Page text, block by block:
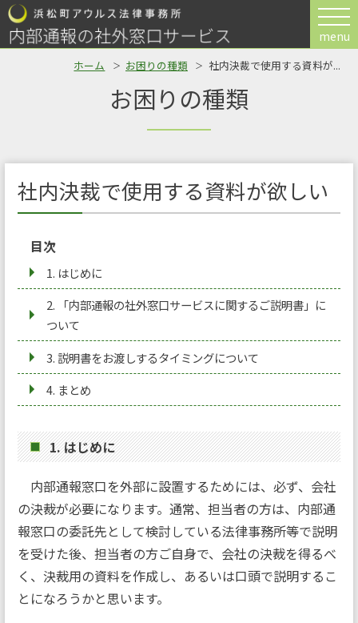
menu
ホーム お困りの種類 社内決裁で使用する資料が...
お困りの種類
社内決裁で使用する資料が欲しい
目次
1. はじめに
2. 「内部通報の社外窓口サービスに関するご説明書」に
ついて
3. 説明書をお渡しするタイミングについて
4. まとめ
1. はじめに
内部通報窓口を外部に設置するためには、必ず、会社
の決裁が必要になります。通常、担当者の方は、内部通
報窓口の委託先として検討している法律事務所等で説明
を受けた後、担当者の方ご自身で、会社の決裁を得るべ
く、決裁用の資料を作成し、あるいは口頭で説明するこ
とになろうかと思います。